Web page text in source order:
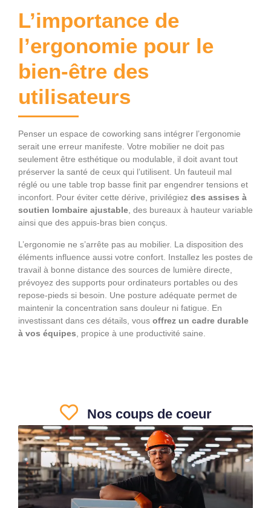
L’importance de
l’ergonomie pour le
bien-être des
utilisateurs
Penser un espace de coworking sans intégrer l’ergonomie
serait une erreur manifeste. Votre mobilier ne doit pas
seulement être esthétique ou modulable, il doit avant tout
préserver la santé de ceux qui l’utilisent. Un fauteuil mal
réglé ou une table trop basse finit par engendrer tensions et
inconfort. Pour éviter cette dérive, privilégiez des assises à
soutien lombaire ajustable, des bureaux à hauteur variable
ainsi que des appuis-bras bien conçus.
L’ergonomie ne s’arrête pas au mobilier. La disposition des
éléments influence aussi votre confort. Installez les postes de
travail à bonne distance des sources de lumière directe,
prévoyez des supports pour ordinateurs portables ou des
repose-pieds si besoin. Une posture adéquate permet de
maintenir la concentration sans douleur ni fatigue. En
investissant dans ces détails, vous offrez un cadre durable
à vos équipes, propice à une productivité saine.
Nos coups de coeur